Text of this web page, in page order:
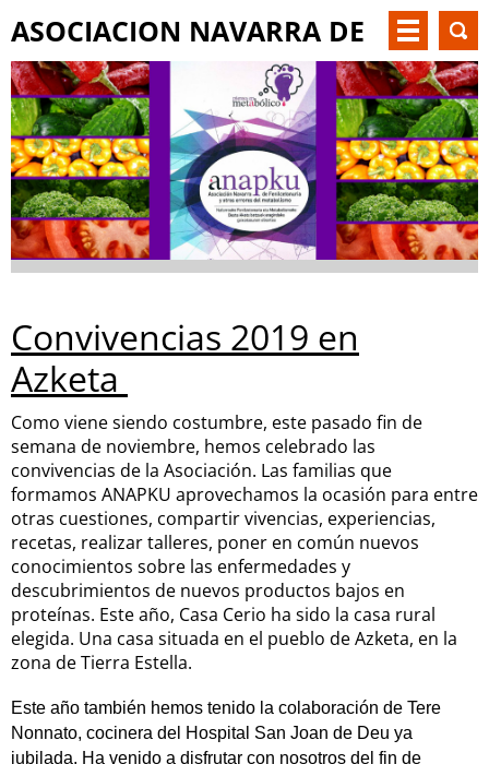
ASOCIACION NAVARRA DE
PKU Y OTM
Convivencias 2019 en
Azketa
Como viene siendo costumbre, este pasado fin de
semana de noviembre, hemos celebrado las
convivencias de la Asociación. Las familias que
formamos ANAPKU aprovechamos la ocasión para entre
otras cuestiones, compartir vivencias, experiencias,
recetas, realizar talleres, poner en común nuevos
conocimientos sobre las enfermedades y
descubrimientos de nuevos productos bajos en
proteínas. Este año, Casa Cerio ha sido la casa rural
elegida. Una casa situada en el pueblo de Azketa, en la
zona de Tierra Estella.
Este año también hemos tenido la colaboración de Tere
Nonnato, cocinera del Hospital San Joan de Deu ya
jubilada. Ha venido a disfrutar con nosotros del fin de